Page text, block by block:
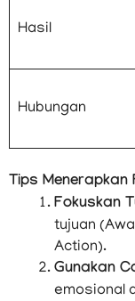
Hasil
Hubungan
Tips Menerapkan
Fokuskan
tujuan
Action).
Gunakan
emosional